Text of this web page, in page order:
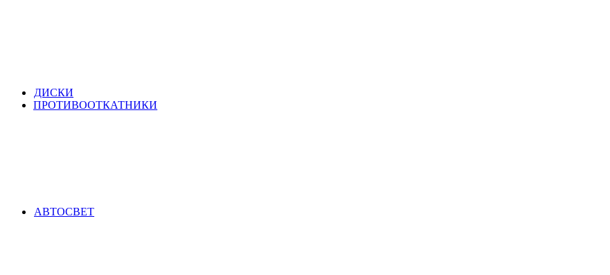
ДИСКИ
ПРОТИВООТКАТНИКИ
АВТОСВЕТ